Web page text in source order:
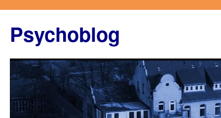
springen
Psychoblog